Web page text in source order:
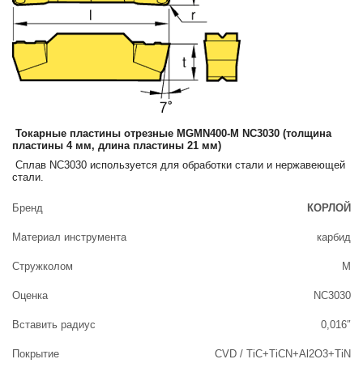
Токарные пластины отрезные MGMN400-M NC3030 (толщина
пластины 4 мм, длина пластины 21 мм)
Сплав NC3030 используется для обработки стали и нержавеющей
стали.
Бренд КОРЛОЙ
Материал инструмента карбид
Стружколом М
Оценка NC3030
Вставить радиус 0,016″
Покрытие CVD / TiC+TiCN+Al2O3+TiN